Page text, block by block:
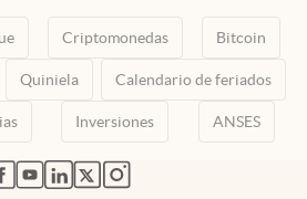
Criptomonedas Bitcoin
Quiniela Calendario de feriados
Inversiones ANSES
abre en nueva pestaña
abre en nueva pestaña
abre en nueva pestaña
abre en nueva pestaña
abre en nueva pestaña